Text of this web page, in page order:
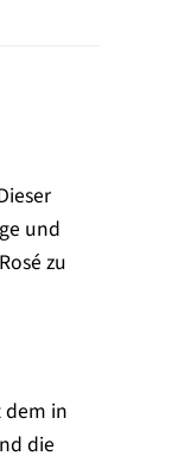
und
zu
dem in
die